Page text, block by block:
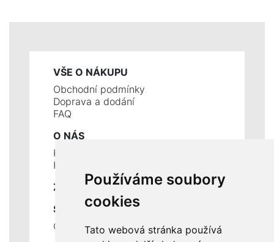
Používáme soubory
cookies
Tato webová stránka používá
VŠE O NÁKUPU
Obchodní podmínky
Doprava a dodání
FAQ
O NÁS
Kontakty
Historie a současnost
ZÁKLADNÍ ÚDAJE
SLUŽBY
Ceník servisních prací